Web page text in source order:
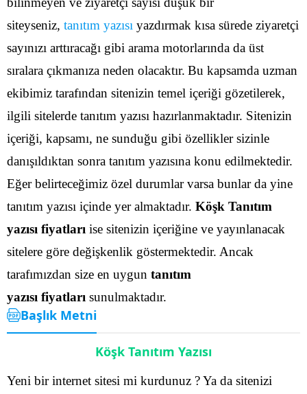
siteyseniz, tanıtım yazısı yazdırmak kısa sürede ziyaretçi
sayınızı arttıracağı gibi arama motorlarında da üst
sıralara çıkmanıza neden olacaktır. Bu kapsamda uzman
ekibimiz tarafından sitenizin temel içeriği gözetilerek,
ilgili sitelerde tanıtım yazısı hazırlanmaktadır. Sitenizin
içeriği, kapsamı, ne sunduğu gibi özellikler sizinle
danışıldıktan sonra tanıtım yazısına konu edilmektedir.
Eğer belirteceğimiz özel durumlar varsa bunlar da yine
tanıtım yazısı içinde yer almaktadır. Köşk Tanıtım
yazısı fiyatları ise sitenizin içeriğine ve yayınlanacak
sitelere göre değişkenlik göstermektedir. Ancak
tarafımızdan size en uygun tanıtım
yazısı fiyatları sunulmaktadır.
Başlık Metni
Köşk Tanıtım Yazısı
Yeni bir internet sitesi mi kurdunuz ? Ya da sitenizi